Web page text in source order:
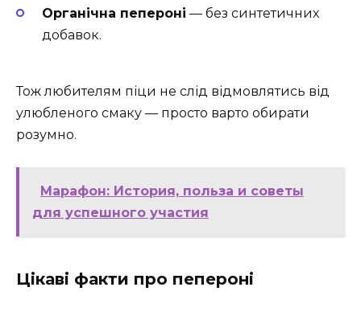
Органічна пепероні — без синтетичних
добавок.
Тож любителям піци не слід відмовлятись від
улюбленого смаку — просто варто обирати
розумно.
Марафон: История, польза и советы
для успешного участия
Цікаві факти про пепероні